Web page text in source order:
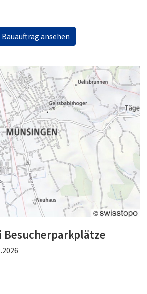
Bauauftrag ansehen
Besucherparkplätze